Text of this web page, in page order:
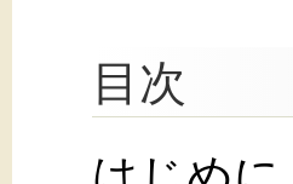
目次